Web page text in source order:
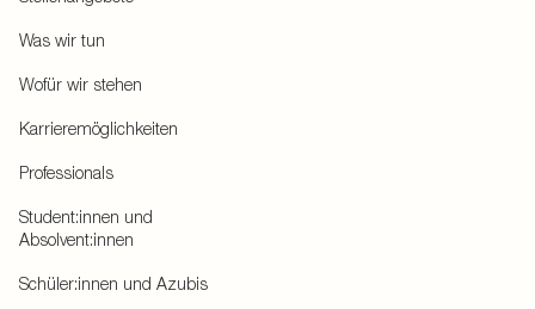
Was wir tun
Wofür wir stehen
Karrieremöglichkeiten
Professionals
Student:innen und
Absolvent:innen
Schüler:innen und Azubis